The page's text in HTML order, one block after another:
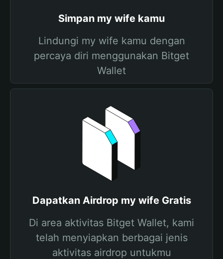
Simpan my wife kamu
Lindungi my wife kamu dengan
percaya diri menggunakan Bitget
Wallet
Dapatkan Airdrop my wife Gratis
Di area aktivitas Bitget Wallet, kami
telah menyiapkan berbagai jenis
aktivitas airdrop untukmu